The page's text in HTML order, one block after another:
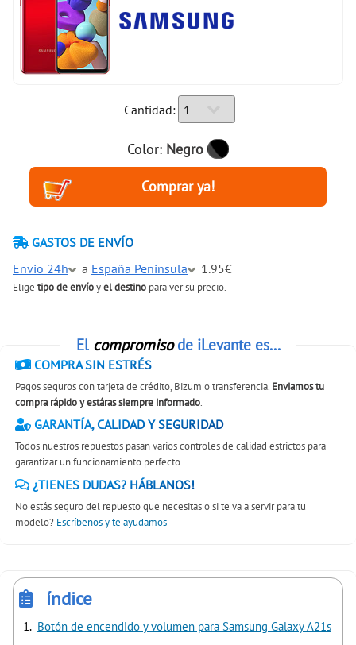
Cantidad:
Color: Negro
GASTOS DE ENVÍO
Envio 24h
a España Peninsula 1.95€
Elige tipo de envíoyel destino para ver su precio.
El compromisode iLevante es...
COMPRA SIN ESTRÉS
Pagos seguros con tarjeta de crédito, Bizum o transferencia. Enviamos tu
compra rápido y estáras siempre informado.
GARANTÍA, CALIDAD Y SEGURIDAD
Todos nuestros repuestos pasan varios controles de calidad estrictos para
garantizar un funcionamiento perfecto.
¿TIENES DUDAS? HÁBLANOS!
No estás seguro del repuesto que necesitas o si te va a servir para tu
modelo? Escríbenos y te ayudamos
índice
Botón de encendido y volumen para Samsung Galaxy A21s